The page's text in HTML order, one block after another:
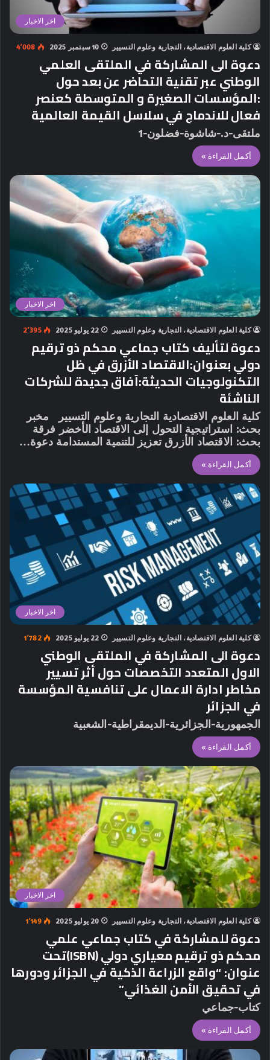
اخر الاخبار
كلية العلوم الاقتصادية، التجارية وعلوم التسيير 10 سبتمبر 2025 4٬008
دعوة الى المشاركة في الملتقى العلمي
الوطني عبر تقنية التحاضر عن بعد حول
:المؤسسات الصغيرة و المتوسطة كعنصر
فعال للاندماج في سلاسل القيمة العالمية
ملتقى-د.-شاشوة-فضلون-1
أكمل القراءة »
اخر الاخبار
كلية العلوم الاقتصادية، التجارية وعلوم التسيير 22 يوليو 2025 2٬395
دعوة لتأليف كتاب جماعي محكم ذو ترقيم
دولي بعنوان:الاقتصاد الأزرق في ظل
التكنولوجيات الحديثة:آفاق جديدة للشركات
الناشئة
كلية العلوم الاقتصادية التجارية وعلوم التسيير مخبر
بحث: استراتيجية التحول إلى الاقتصاد الأخضر فرقة
بحث: الاقتصاد الأزرق تعزيز للتنمية المستدامة دعوة…
أكمل القراءة »
اخر الاخبار
كلية العلوم الاقتصادية، التجارية وعلوم التسيير 22 يوليو 2025 1٬782
دعوة الى المشاركة في الملتقى الوطني
الاول المتعدد التخصصات حول أثر تسيير
مخاطر ادارة الاعمال على تنافسية المؤسسة
في الجزائر
الجمهورية-الجزائرية-الديمقراطية-الشعبية
أكمل القراءة »
اخر الاخبار
كلية العلوم الاقتصادية، التجارية وعلوم التسيير 20 يوليو 2025 1٬149
دعوة للمشاركة في كتاب جماعي علمي
محكم ذو ترقيم معياري دولي (ISBN)تحت
عنوان: “واقع الزراعة الذكية في الجزائر ودورها
في تحقيق الأمن الغذائي”
كتاب-جماعي
أكمل القراءة »